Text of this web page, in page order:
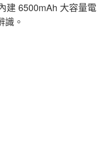
建 6500mAh 大容量電
。